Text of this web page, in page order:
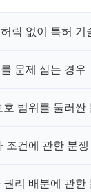
락 없이 특허 기
문제 삼는 경우
범위를 둘러싼
조건에 관한 분쟁
리 배분에 관한